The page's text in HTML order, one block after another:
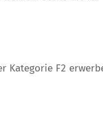
Kategorie F2